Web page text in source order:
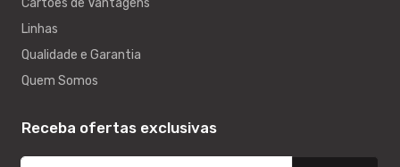
Cartões de Vantagens
Linhas
Qualidade e Garantia
Quem Somos
Receba ofertas exclusivas